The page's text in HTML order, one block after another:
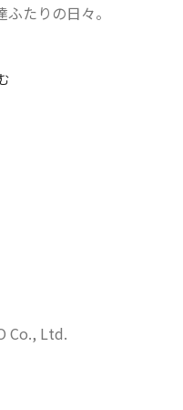
たりの日々。
く。
Co., Ltd.